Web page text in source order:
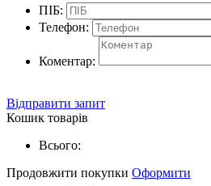
ПІБ:
Телефон:
Коментар:
Відправити запит
Кошик товарів
Всього:
Продовжити покупки Оформити